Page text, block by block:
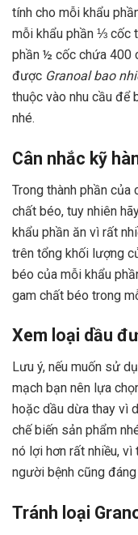
tính cho mỗi khẩu
mỗi khẩu phần ⅓ cốc
phần ½ cốc chứa 400
được Granoal bao
thuộc vào nhu cầu để
nhé.
Cân nhắc kỹ
Trong thành phần của
chất béo, tuy nhiên
khẩu phần ăn vì rất
trên tổng khối lượng
béo của mỗi khẩu
gam chất béo trong
Xem loại dầu
Lưu ý, nếu muốn sử
mạch bạn nên lựa
hoặc dầu dừa thay vì
chế biến sản phẩm
nó lợi hơn rất nhiều,
người bệnh cũng
Tránh loại